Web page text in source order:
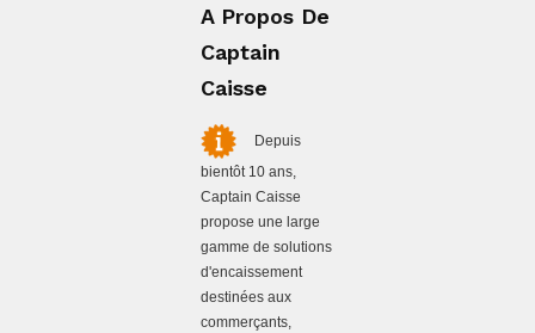
A Propos De
Captain
Caisse
Depuis
bientôt 10 ans,
Captain Caisse
propose une large
gamme de solutions
d'encaissement
destinées aux
commerçants,